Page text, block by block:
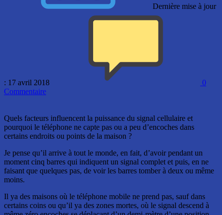
Dernière mise à jour
: 17 avril 2018
0
Commentaire
Quels facteurs influencent la puissance du signal cellulaire et
pourquoi le téléphone ne capte pas ou a peu d’encoches dans
certains endroits ou points de la maison ?
Je pense qu’il arrive à tout le monde, en fait, d’avoir pendant un
moment cinq barres qui indiquent un signal complet et puis, en ne
faisant que quelques pas, de voir les barres tomber à deux ou même
moins.
Il ya des maisons où le téléphone mobile ne prend pas, sauf dans
certains coins ou qu’il ya des zones mortes, où le signal descend à